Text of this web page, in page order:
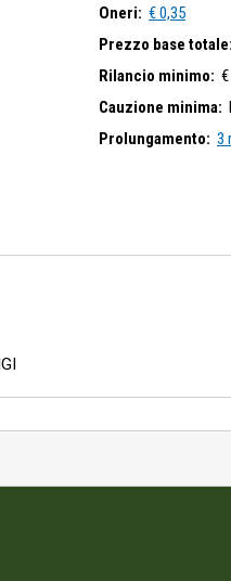
Oneri: € 0,35
Prezzo base totale:
Rilancio minimo:
Cauzione minima:
Prolungamento: 3